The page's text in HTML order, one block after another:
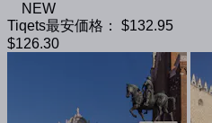
NEW
Tiqets最安価格：
$132.95
$126.30